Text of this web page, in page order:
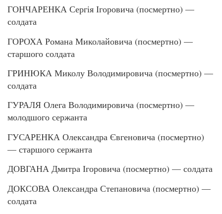
ГОНЧАРЕНКА Сергія Ігоровича (посмертно) —
солдата
ГОРОХА Романа Миколайовича (посмертно) —
старшого солдата
ГРИНЮКА Миколу Володимировича (посмертно) —
солдата
ГУРАЛЯ Олега Володимировича (посмертно) —
молодшого сержанта
ГУСАРЕНКА Олександра Євгеновича (посмертно)
— старшого сержанта
ДОВГАНА Дмитра Ігоровича (посмертно) — солдата
ДОКСОВА Олександра Степановича (посмертно) —
солдата